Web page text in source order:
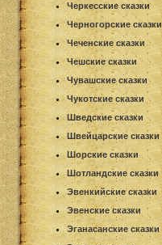
Черкесские сказки
Черногорские сказки
Чеченские сказки
Чешские сказки
Чувашские сказки
Чукотские сказки
Шведские сказки
Швейцарские сказки
Шорские сказки
Шотландские сказки
Эвенкийские сказки
Эвенские сказки
Эганасанские сказки